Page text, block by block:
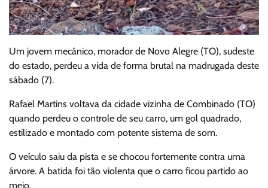
Um jovem mecânico, morador de Novo Alegre (TO), sudeste
do estado, perdeu a vida de forma brutal na madrugada deste
sábado (7).
Rafael Martins voltava da cidade vizinha de Combinado (TO)
quando perdeu o controle de seu carro, um gol quadrado,
estilizado e montado com potente sistema de som.
O veículo saiu da pista e se chocou fortemente contra uma
árvore. A batida foi tão violenta que o carro ficou partido ao
meio.